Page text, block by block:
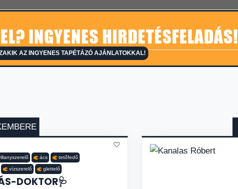
INGYENES HIRDETÉSFELADÁS!
AZ INGYENES TAPÉTÁZÓ AJÁNLATOKKAL!
ács tetőfedő
vízszerelő glettelő
DOKTOR🩺